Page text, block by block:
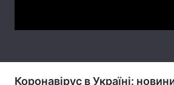
Коронавірус в Україні: